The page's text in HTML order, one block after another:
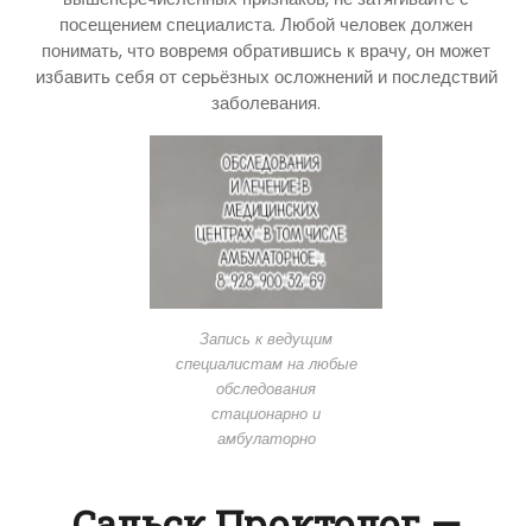
посещением специалиста. Любой человек должен
понимать, что вовремя обратившись к врачу, он может
избавить себя от серьёзных осложнений и последствий
заболевания.
Запись к ведущим
специалистам на любые
обследования
стационарно и
амбулаторно